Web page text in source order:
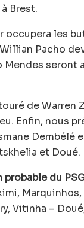
Brest.
occupera les
Pacho
Mendes seront
de Warren
Enfin, nous
Dembélé
et Doué.
du
Vitinha –